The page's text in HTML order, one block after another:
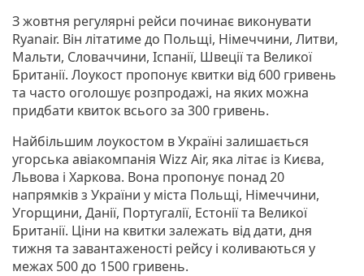
З жовтня регулярні рейси починає виконувати
Ryanair. Він літатиме до Польщі, Німеччини, Литви,
Мальти, Словаччини, Іспанії, Швеції та Великої
Британії. Лоукост пропонує квитки від 600 гривень
та часто оголошує розпродажі, на яких можна
придбати квиток всього за 300 гривень.
Найбільшим лоукостом в Україні залишається
угорська авіакомпанія Wizz Air, яка літає із Києва,
Львова і Харкова. Вона пропонує понад 20
напрямків з України у міста Польщі, Німеччини,
Угорщини, Данії, Португалії, Естонії та Великої
Британії. Ціни на квитки залежать від дати, дня
тижня та завантаженості рейсу і коливаються у
межах 500 до 1500 гривень.